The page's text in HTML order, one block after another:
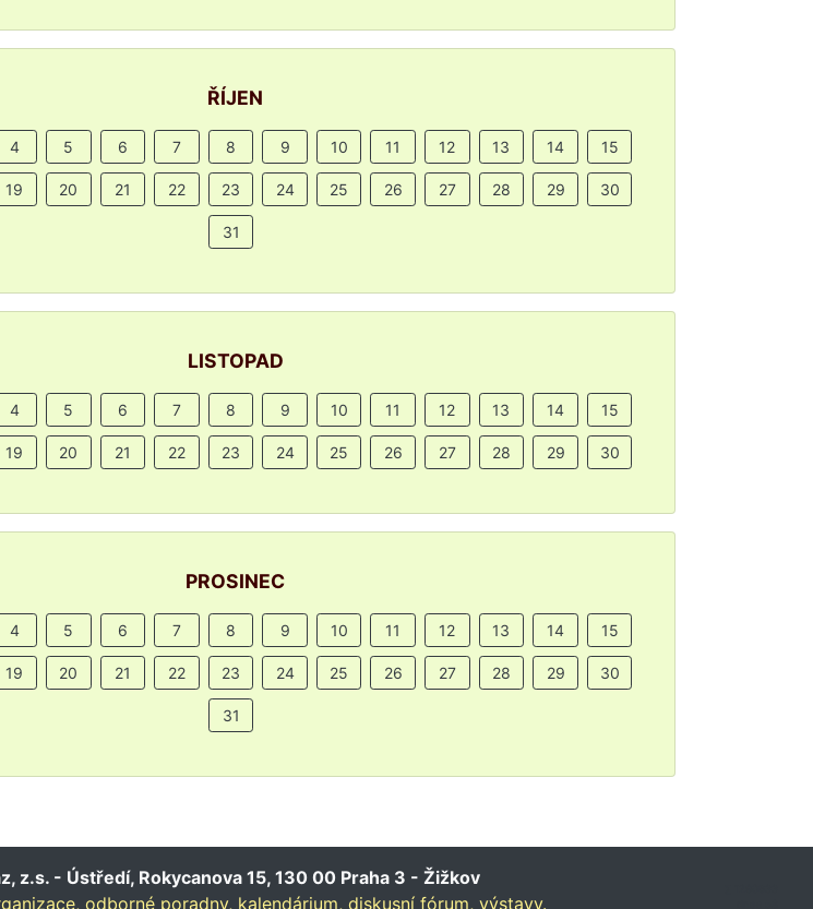
ŘÍJEN
4 5 6 7 8 9 10 11 12 13 14 15
19 20 21 22 23 24 25 26 27 28 29 30
31
LISTOPAD
4 5 6 7 8 9 10 11 12 13 14 15
19 20 21 22 23 24 25 26 27 28 29 30
PROSINEC
4 5 6 7 8 9 10 11 12 13 14 15
19 20 21 22 23 24 25 26 27 28 29 30
31
z.s. - Ústředí, Rokycanova 15, 130 00 Praha 3 - Žižkov
odborné poradny, kalendárium, diskusní fórum, výstavy.